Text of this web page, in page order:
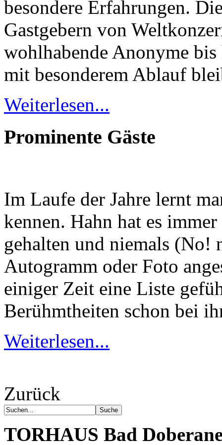
Ein Potpourrie professioneller Rezepte.
Für Liebhaber der einfachen und
immer mit der besonderen Note.
besondere Erfahrungen.
Gastgebern von
wohlhabende Anonyme
mit besonderem Ablauf
Weiterlesen...
Prominente Gäste
Im Laufe der Jahre lernt
kennen. Hahn hat es
gehalten und niemals (No!
Autogramm oder Foto
einiger Zeit eine Liste
Berühmtheiten schon bei
Weiterlesen...
Zurück
TORHAUS Bad